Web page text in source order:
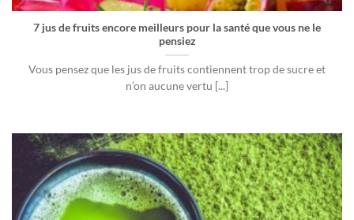
7 jus de fruits encore meilleurs pour la santé que vous ne le
pensiez
Vous pensez que les jus de fruits contiennent trop de sucre et
n’on aucune vertu [...]